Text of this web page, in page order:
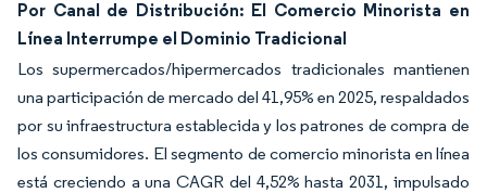
Por Canal de Distribución: El Comercio Minorista en
Línea Interrumpe el Dominio Tradicional
Los supermercados/hipermercados tradicionales mantienen
una participación de mercado del 41,95% en 2025, respaldados
por su infraestructura establecida y los patrones de compra de
los consumidores. El segmento de comercio minorista en línea
está creciendo a una CAGR del 4,52% hasta 2031, impulsado